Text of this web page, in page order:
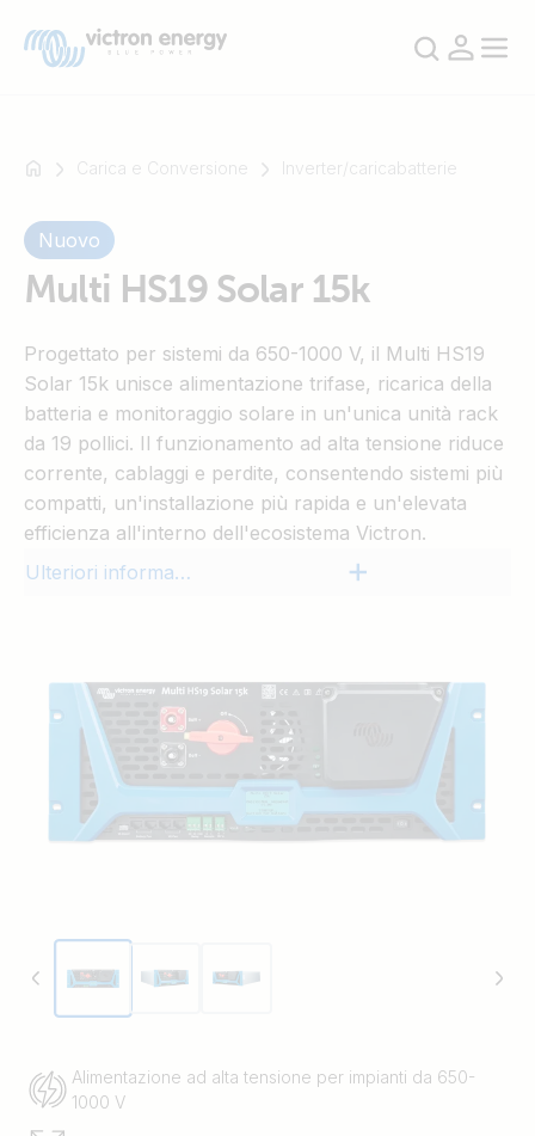
esempio
SmartSolar
Orion
SmartShunt
Carica e Conversione Inverter/caricabatterie
Nuovo
Multi HS19 Solar 15k
Progettato per sistemi da 650-1000 V, il Multi HS19
Solar 15k unisce alimentazione trifase, ricarica della
batteria e monitoraggio solare in un'unica unità rack
da 19 pollici. Il funzionamento ad alta tensione riduce
corrente, cablaggi e perdite, consentendo sistemi più
compatti, un'installazione più rapida e un'elevata
efficienza all'interno dell'ecosistema Victron.
Ulteriori informazioni
Alimentazione ad alta tensione per impianti da 650-
1000 V